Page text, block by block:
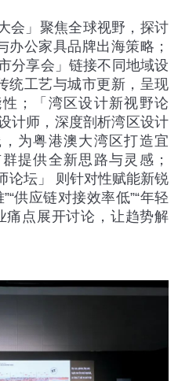
会」聚焦全球视野，探讨
办公家具品牌出海策略；
分享会」链接不同地域设
统工艺与城市更新，呈现
；「湾区设计新视野论
计师，深度剖析湾区设计
为粤港澳大湾区打造宜
提供全新思路与灵感；
论坛」 则针对性赋能新锐
”“供应链对接效率低”“年轻
痛点展开讨论，让趋势解